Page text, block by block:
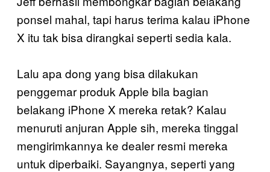
ponsel mahal, tapi harus terima kalau iPhone
X itu tak bisa dirangkai seperti sedia kala.
Lalu apa dong yang bisa dilakukan
penggemar produk Apple bila bagian
belakang iPhone X mereka retak? Kalau
menuruti anjuran Apple sih, mereka tinggal
mengirimkannya ke dealer resmi mereka
untuk diperbaiki. Sayangnya, seperti yang